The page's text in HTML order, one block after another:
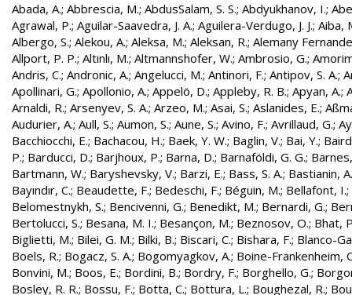
Abada, A.; Abbrescia, M.; AbdusSalam, S. S.; Abdyukhanov, I.;
Agrawal, P.; Aguilar-Saavedra, J. A.; Aguilera-Verdugo, J. J.; Aiba,
Albergo, S.; Alekou, A.; Aleksa, M.; Aleksan, R.; Alemany
Allport, P. P.; Altınlı, M.; Altmannshofer, W.; Ambrosio, G.;
Andris, C.; Andronic, A.; Angelucci, M.; Antinori, F.; Antipov, S. A.;
Apollinari, G.; Apollonio, A.; Appelö, D.; Appleby, R. B.; Apyan, A.;
Arnaldi, R.; Arsenyev, S. A.; Arzeo, M.; Asai, S.; Aslanides, E.;
Audurier, A.; Aull, S.; Aumon, S.; Aune, S.; Avino, F.; Avrillaud, G.;
Bacchiocchi, E.; Bachacou, H.; Baek, Y. W.; Baglin, V.; Bai, Y.;
P.; Barducci, D.; Barjhoux, P.; Barna, D.; Barnaföldi, G. G.;
Bartmann, W.; Baryshevsky, V.; Barzi, E.; Bass, S. A.; Bastianin, A.
Bayındır, C.; Beaudette, F.; Bedeschi, F.; Béguin, M.; Bellafont, I.;
Belomestnykh, S.; Bencivenni, G.; Benedikt, M.; Bernardi, G.;
Bertolucci, S.; Besana, M. I.; Besançon, M.; Beznosov, O.; Bhat,
Biglietti, M.; Bilei, G. M.; Bilki, B.; Biscari, C.; Bishara, F.; Blanco-
Boels, R.; Bogacz, S. A.; Bogomyagkov, A.; Boine-Frankenheim,
Bonvini, M.; Boos, E.; Bordini, B.; Bordry, F.; Borghello, G.;
Bosley, R. R.; Bossu, F.; Botta, C.; Bottura, L.; Boughezal, R.;